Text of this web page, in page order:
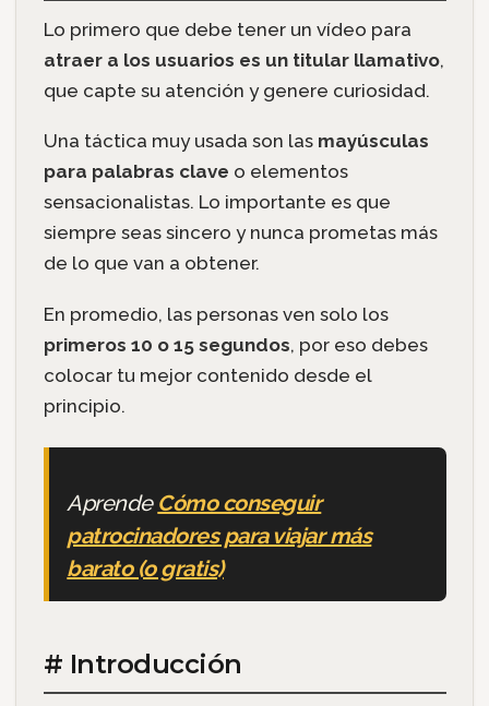
Lo primero que debe tener un vídeo para
atraer a los usuarios es un titular llamativo,
que capte su atención y genere curiosidad.
Una táctica muy usada son las mayúsculas
para palabras clave o elementos
sensacionalistas. Lo importante es que
siempre seas sincero y nunca prometas más
de lo que van a obtener.
En promedio, las personas ven solo los
primeros 10 o 15 segundos, por eso debes
colocar tu mejor contenido desde el
principio.
Aprende Cómo conseguir
patrocinadores para viajar más
barato (o gratis)
# Introducción